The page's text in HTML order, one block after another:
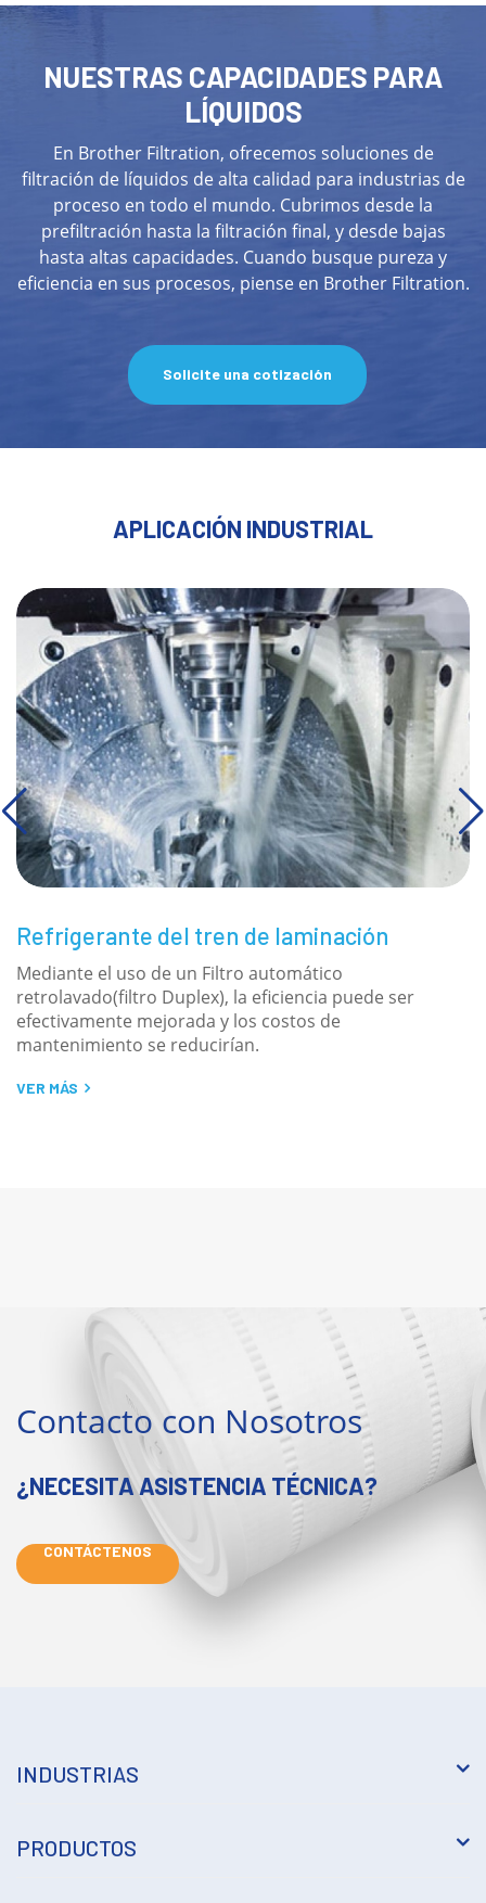
NUESTRAS CAPACIDADES PARA
LÍQUIDOS
En Brother Filtration, ofrecemos soluciones de
filtración de líquidos de alta calidad para industrias de
proceso en todo el mundo. Cubrimos desde la
prefiltración hasta la filtración final, y desde bajas
hasta altas capacidades. Cuando busque pureza y
eficiencia en sus procesos, piense en Brother Filtration.
Solicite una cotización
APLICACIÓN INDUSTRIAL
Refrigerante del tren de laminación
Mediante el uso de un Filtro automático
retrolavado(filtro Duplex), la eficiencia puede ser
efectivamente mejorada y los costos de
mantenimiento se reducirían.
VER MÁS
Contacto con Nosotros
¿NECESITA ASISTENCIA TÉCNICA?
CONTÁCTENOS
INDUSTRIAS
PRODUCTOS